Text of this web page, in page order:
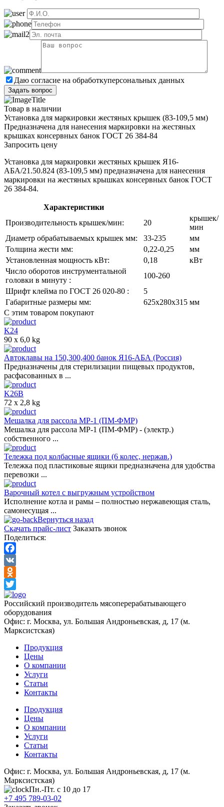
Даю согласие на обработкуперсональных данных
Товар в наличии
Установка для маркировки жестяных крышек (83-109,5 мм)
Предназначена для нанесения маркировки на жестяных
крышках консервных банок ГОСТ 26 384-84
Запросить цену
Установка для маркировки жестяных крышек Я16-
АБА/21.50.824 (83-109,5 мм) предназначена для нанесения
маркировки на жестяных крышках консервных банок ГОСТ
26 384-84.
Характеристики
Производительность крышек/мин:
20
крышек/
мин
Диаметр обрабатываемых крышек мм:
33-235
мм
Толщина жести мм:
0,22-0,25
мм
Установленная мощность кВт:
0,18
кВт
Число оборотов инструментальной
головки в минуту :
100-260
Шрифт клейма по ГОСТ 26 020-80 :
5
Габаритные размеры мм:
625х280х315 мм
С этим товаром покупают
K24
90 x 6,0 kg
Автоклавы на 150,300,400 банок Я16-АБА (Россия)
Предназначены для стерилизации пищевых продуктов,
расфасованных в ...
K26B
72 x 2,8 kg
Мешалка для рассола МР-1 (ПМ-ФМР)
Мешалка для рассола МР-1 (ПМ-ФМР) - (электр.)
собственного ...
Тележка под колбасные ящики (6 колес, нержав.)
Тележка под пластиковые ящики предназначена для удобства
перевозки ...
Варочный котел с выгружным устройством
Исполнение котла и рамы – полностью нержавеющая сталь,
самонесущая ...
Вернуться назад
Скачать прайс-лист Заказать звонок
Поделиться:
Facebook
VK
Odnoklassniki
Twitter
Российский производитель мясоперерабатывающего
оборудования
Офис: г. Москва, ул. Большая Андроньевская, д, 17 (м.
Марксистская)
Продукция
Цены
О компании
Услуги
Статьи
Контакты
Продукция
Цены
О компании
Услуги
Статьи
Контакты
Офис: г. Москва, ул. Большая Андроньевская, д, 17 (м.
Марксистская)
Пн.-Пт. с 10 до 17
+7 495 789-03-02